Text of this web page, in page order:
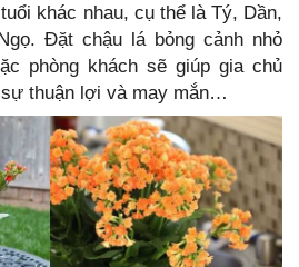
khác nhau, cụ thể là Tý, Dần,
Đặt chậu lá bỏng cảnh nhỏ
phòng khách sẽ giúp gia chủ
thuận lợi và may mắn…